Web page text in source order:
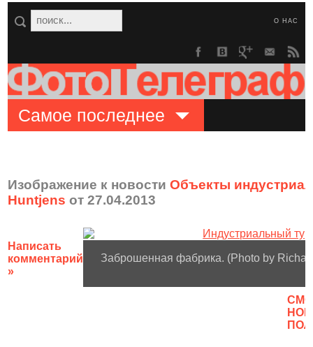
О НАС
Самое последнее
Изображение к новостиОбъекты
Huntjens от 27.04.2013
Написать
комментарий
»
Заброшенная фабрика. (Photo by